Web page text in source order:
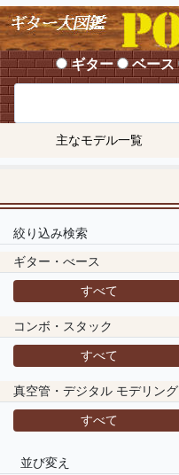
ギター ベース
主なモデル一覧
絞り込み検索
ギター・べース
すべて
コンボ・スタック
すべて
真空管・デジタル モデリング
すべて
並び変え